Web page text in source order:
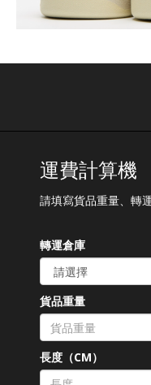
運費計算機
請填寫貨品重量、轉
轉運倉庫
貨品重量
長度（CM）